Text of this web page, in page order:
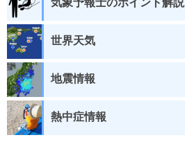
気象予報士のポイント解説
世界天気
地震情報
熱中症情報